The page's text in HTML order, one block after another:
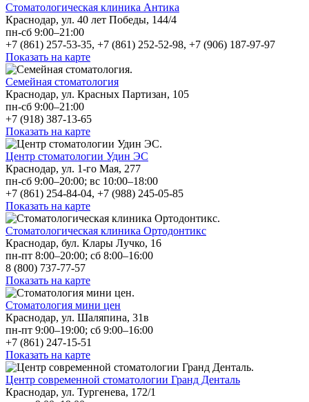
Стоматологическая клиника Антика
Краснодар, ул. 40 лет Победы, 144/4
пн-сб 9:00–21:00
+7 (861) 257-53-35, +7 (861) 252-52-98, +7 (906) 187-97-97
Показать на карте
Семейная стоматология
Краснодар, ул. Красных Партизан, 105
пн-сб 9:00–21:00
+7 (918) 387-13-65
Показать на карте
Центр стоматологии Удин ЭС
Краснодар, ул. 1-го Мая, 277
пн-сб 9:00–20:00; вс 10:00–18:00
+7 (861) 254-84-04, +7 (988) 245-05-85
Показать на карте
Стоматологическая клиника Ортодонтикс
Краснодар, бул. Клары Лучко, 16
пн-пт 8:00–20:00; сб 8:00–16:00
8 (800) 737-77-57
Показать на карте
Стоматология мини цен
Краснодар, ул. Шаляпина, 31в
пн-пт 9:00–19:00; сб 9:00–16:00
+7 (861) 247-15-51
Показать на карте
Центр современной стоматологии Гранд Денталь
Краснодар, ул. Тургенева, 172/1